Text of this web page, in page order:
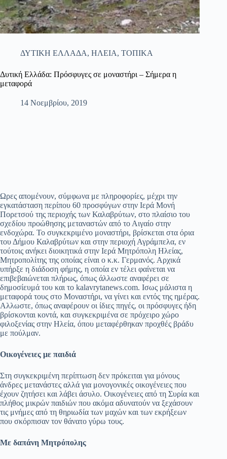
ΔΥΤΙΚΗ ΕΛΛΑΔΑ, ΗΛΕΙΑ, ΤΟΠΙΚΑ
Δυτική Ελλάδα: Πρόσφυγες σε μοναστήρι – Σήμερα η
μεταφορά
14 Νοεμβρίου, 2019
Ωρες απομένουν, σύμφωνα με πληροφορίες, μέχρι την
εγκατάσταση περίπου 60 προσφύγων στην Ιερά Μονή
Πορετσού της περιοχής των Καλαβρύτων, στο πλαίσιο του
σχεδίου προώθησης μεταναστών από το Αιγαίο στην
ενδοχώρα. Το συγκεκριμένο μοναστήρι, βρίσκεται στα όρια
του Δήμου Καλαβρύτων και στην περιοχή Αγράμπελα, εν
τούτοις ανήκει διοικητικά στην Ιερά Μητρόπολη Ηλείας,
Μητροπολίτης της οποίας είναι ο κ.κ. Γερμανός. Αρχικά
υπήρξε η διάδοση φήμης, η οποία εν τέλει φαίνεται να
επιβεβαιώνεται πλήρως, όπως άλλωστε αναφέρει σε
δημοσίευμά του και το kalavrytanews.com. Ισως μάλιστα η
μεταφορά τους στο Μοναστήρι, να γίνει και εντός της ημέρας.
Αλλωστε, όπως αναφέρουν οι ίδιες πηγές, οι πρόσφυγες ήδη
βρίσκονται κοντά, και συγκεκριμένα σε πρόχειρο χώρο
φιλοξενίας στην Ηλεία, όπου μεταφέρθηκαν προχθές βράδυ
με πούλμαν.
Οικογένειες με παιδιά
Στη συγκεκριμένη περίπτωση δεν πρόκειται για μόνους
άνδρες μετανάστες αλλά για μονογονικές οικογένειες που
έχουν ζητήσει και λάβει άσυλο. Οικογένειες από τη Συρία και
πλήθος μικρών παιδιών που ακόμα αδυνατούν να ξεχάσουν
τις μνήμες από τη θηριωδία των μαχών και των εκρήξεων
που σκόρπισαν τον θάνατο γύρω τους.
Με δαπάνη Μητρόπολης